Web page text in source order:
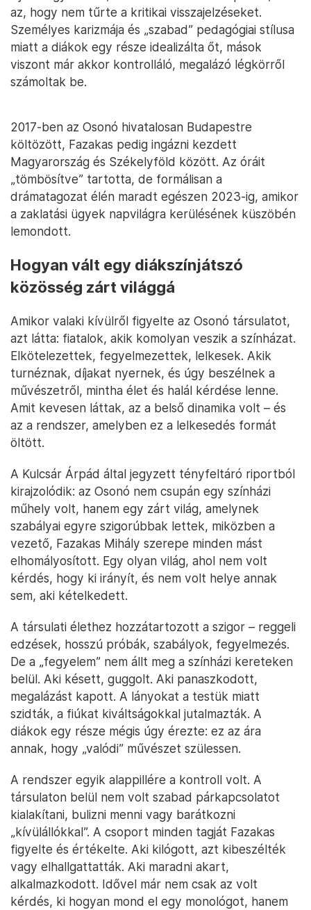
az, hogy nem tűrte a kritikai visszajelzéseket.
Személyes karizmája és „szabad” pedagógiai stílusa
miatt a diákok egy része idealizálta őt, mások
viszont már akkor kontrolláló, megalázó légkörről
számoltak be.
2017-ben az Osonó hivatalosan Budapestre
költözött, Fazakas pedig ingázni kezdett
Magyarország és Székelyföld között. Az óráit
„tömbösítve” tartotta, de formálisan a
drámatagozat élén maradt egészen 2023-ig, amikor
a zaklatási ügyek napvilágra kerülésének küszöbén
lemondott.
Hogyan vált egy diákszínjátszó
közösség zárt világgá
Amikor valaki kívülről figyelte az Osonó társulatot,
azt látta: fiatalok, akik komolyan veszik a színházat.
Elkötelezettek, fegyelmezettek, lelkesek. Akik
turnéznak, díjakat nyernek, és úgy beszélnek a
művészetről, mintha élet és halál kérdése lenne.
Amit kevesen láttak, az a belső dinamika volt – és
az a rendszer, amelyben ez a lelkesedés formát
öltött.
A Kulcsár Árpád által jegyzett tényfeltáró riportból
kirajzolódik: az Osonó nem csupán egy színházi
műhely volt, hanem egy zárt világ, amelynek
szabályai egyre szigorúbbak lettek, miközben a
vezető, Fazakas Mihály szerepe minden mást
elhomályosított. Egy olyan világ, ahol nem volt
kérdés, hogy ki irányít, és nem volt helye annak
sem, aki kételkedett.
A társulati élethez hozzátartozott a szigor – reggeli
edzések, hosszú próbák, szabályok, fegyelmezés.
De a „fegyelem” nem állt meg a színházi kereteken
belül. Aki késett, guggolt. Aki panaszkodott,
megalázást kapott. A lányokat a testük miatt
szidták, a fiúkat kiváltságokkal jutalmazták. A
diákok egy része mégis úgy érezte: ez az ára
annak, hogy „valódi” művészet szülessen.
A rendszer egyik alappillére a kontroll volt. A
társulaton belül nem volt szabad párkapcsolatot
kialakítani, bulizni menni vagy barátkozni
„kívülállókkal”. A csoport minden tagját Fazakas
figyelte és értékelte. Aki kilógott, azt kibeszélték
vagy elhallgattatták. Aki maradni akart,
alkalmazkodott. Idővel már nem csak az volt
kérdés, ki hogyan mond el egy monológot, hanem